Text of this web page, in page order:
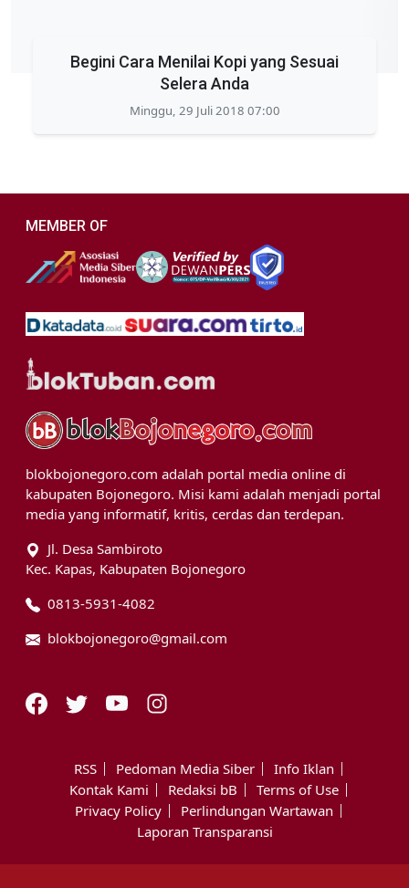
Begini Cara Menilai Kopi yang Sesuai
Selera Anda
Minggu, 29 Juli 2018 07:00
MEMBER OF
blokbojonegoro.com adalah portal media online di
kabupaten Bojonegoro. Misi kami adalah menjadi portal
media yang informatif, kritis, cerdas dan terdepan.
Jl. Desa Sambiroto
Kec. Kapas, Kabupaten Bojonegoro
0813-5931-4082
blokbojonegoro@gmail.com
RSS Pedoman Media Siber
Info Iklan
Kontak Kami
Redaksi bB
Terms of Use
Privacy Policy
Perlindungan Wartawan
Laporan Transparansi